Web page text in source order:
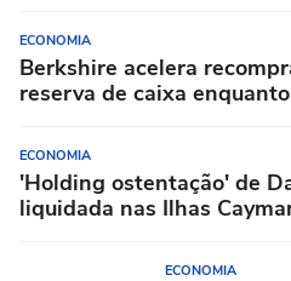
ECONOMIA
Berkshire acelera
reserva de caixa
ECONOMIA
'Holding ostentação' de
liquidada nas Ilhas
ECONOMIA